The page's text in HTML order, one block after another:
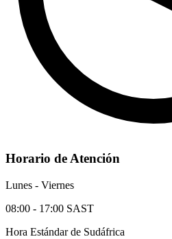
Horario de Atención
Lunes - Viernes
08:00 - 17:00 SAST
Hora Estándar de Sudáfrica